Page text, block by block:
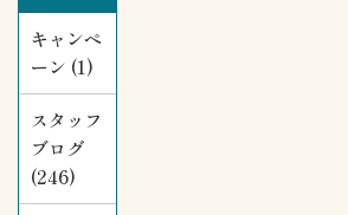
キャンペ
ーン (1)
スタッフ
ブログ
(246)